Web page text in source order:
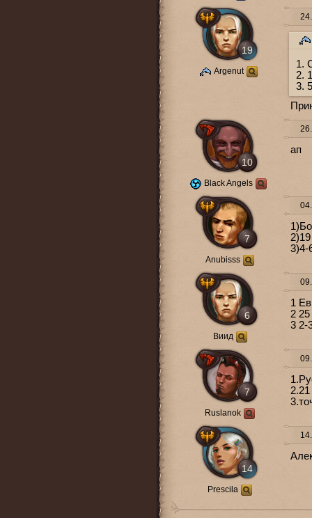
19
Argenut
1.
2.
3.
10
Black Angels
ап
7
Anubisss
2)19
3)4-
6
Виид
1
2 25
3 2-
7
Ruslanok
2.21
14
Prescila